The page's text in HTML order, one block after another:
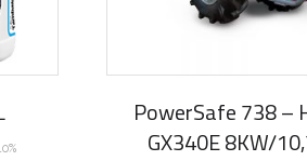
PowerSafe 738 –
GX340E 8KW/